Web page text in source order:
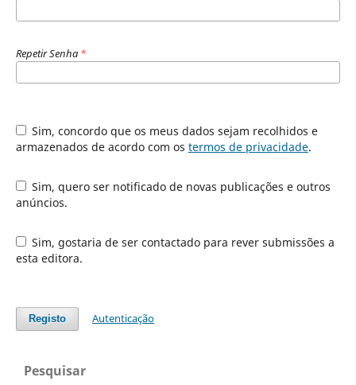
Repetir Senha *
Sim, concordo que os meus dados sejam recolhidos e
armazenados de acordo com os termos de privacidade.
Sim, quero ser notificado de novas publicações e outros
anúncios.
Sim, gostaria de ser contactado para rever submissões a
esta editora.
Registo Autenticação
Pesquisar